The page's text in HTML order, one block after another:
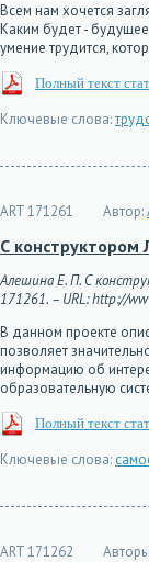
Всем нам хочется
Каким будет -
умение трудится,
Полный текст
Ключевые слова:
ART 171261 Автор:
С
Алешина Е. П. С
171261. – URL: http://
В данном проекте
позволяет
информацию об
образовательную
Полный текст
Ключевые слова:
ART 171262